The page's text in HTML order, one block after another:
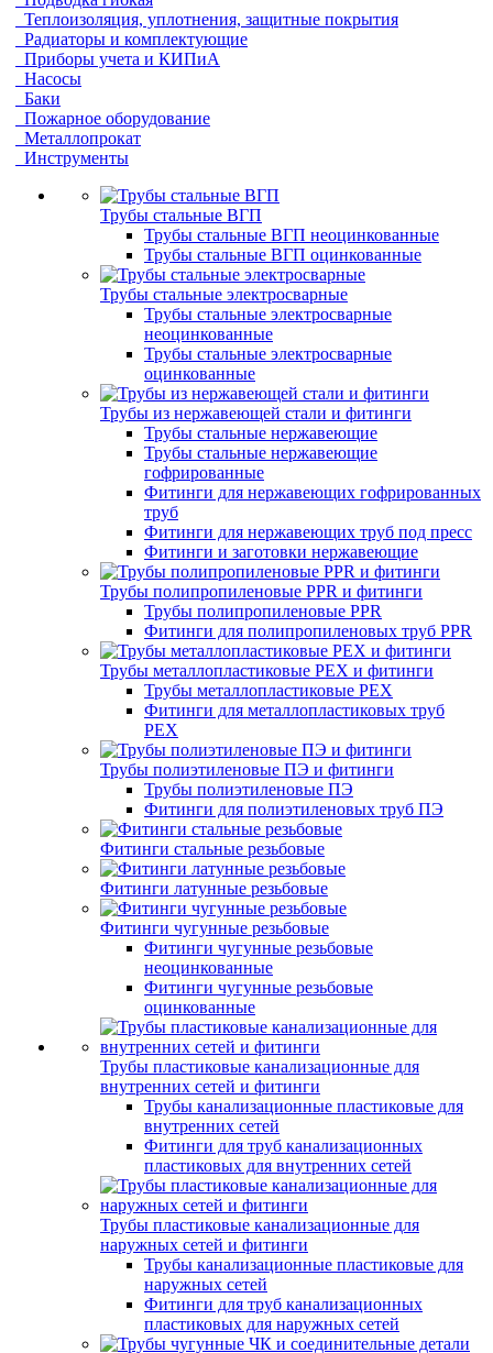
Теплоизоляция, уплотнения, защитные покрытия
Радиаторы и комплектующие
Приборы учета и КИПиА
Насосы
Баки
Пожарное оборудование
Металлопрокат
Инструменты
Трубы стальные ВГП
Трубы стальные ВГП неоцинкованные
Трубы стальные ВГП оцинкованные
Трубы стальные электросварные
Трубы стальные электросварные
неоцинкованные
Трубы стальные электросварные
оцинкованные
Трубы из нержавеющей стали и фитинги
Трубы стальные нержавеющие
Трубы стальные нержавеющие
гофрированные
Фитинги для нержавеющих гофрированных
труб
Фитинги для нержавеющих труб под пресс
Фитинги и заготовки нержавеющие
Трубы полипропиленовые PPR и фитинги
Трубы полипропиленовые PPR
Фитинги для полипропиленовых труб PPR
Трубы металлопластиковые PEX и фитинги
Трубы металлопластиковые PEX
Фитинги для металлопластиковых труб
PEX
Трубы полиэтиленовые ПЭ и фитинги
Трубы полиэтиленовые ПЭ
Фитинги для полиэтиленовых труб ПЭ
Фитинги стальные резьбовые
Фитинги латунные резьбовые
Фитинги чугунные резьбовые
Фитинги чугунные резьбовые
неоцинкованные
Фитинги чугунные резьбовые
оцинкованные
Трубы пластиковые канализационные для
внутренних сетей и фитинги
Трубы канализационные пластиковые для
внутренних сетей
Фитинги для труб канализационных
пластиковых для внутренних сетей
Трубы пластиковые канализационные для
наружных сетей и фитинги
Трубы канализационные пластиковые для
наружных сетей
Фитинги для труб канализационных
пластиковых для наружных сетей